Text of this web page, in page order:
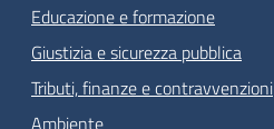
Educazione e formazione
Giustizia e sicurezza pubblica
Tributi, finanze e contravvenzioni
Ambiente